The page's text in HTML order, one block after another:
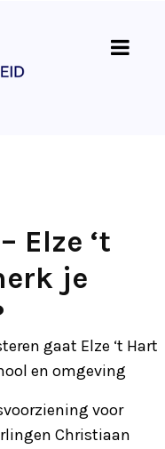
Elze ‘t
je
gaat Elze ‘t Hart
en omgeving
voor
Christiaan